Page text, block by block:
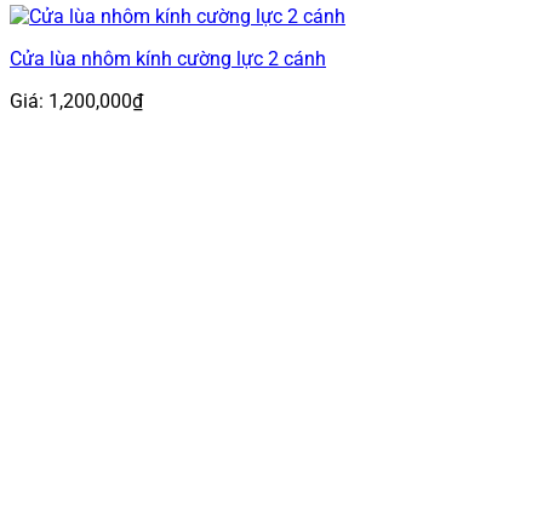
Cửa lùa nhôm kính cường lực 2 cánh
Giá: 1,200,000₫